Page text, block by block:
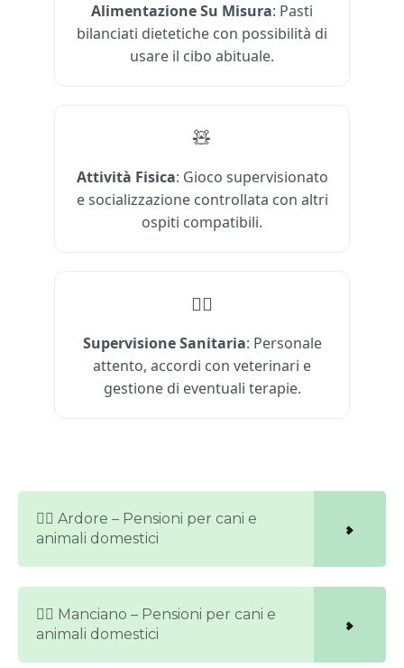
Alimentazione Su Misura: Pasti
bilanciati dietetiche con possibilità di
usare il cibo abituale.
🧸
Attività Fisica: Gioco supervisionato
e socializzazione controllata con altri
ospiti compatibili.
🐕‍⚕️
Supervisione Sanitaria: Personale
attento, accordi con veterinari e
gestione di eventuali terapie.
🐕‍🦺 Ardore – Pensioni per cani e
animali domestici
🐕‍🦺 Manciano – Pensioni per cani e
animali domestici